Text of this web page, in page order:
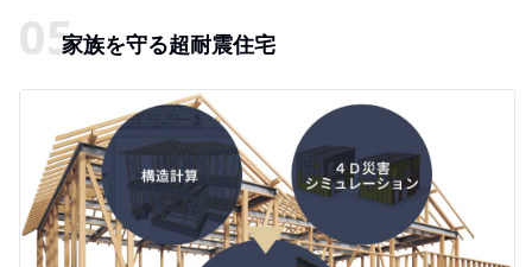
家族を守る超耐震住宅